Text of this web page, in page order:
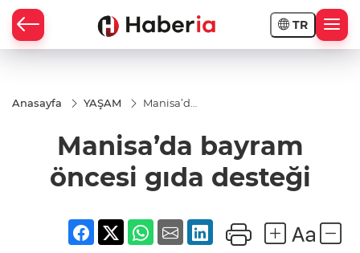
TR
Anasayfa YAŞAM
Manisa’da
gıda
desteği
Manisa’da bayram
öncesi gıda desteği